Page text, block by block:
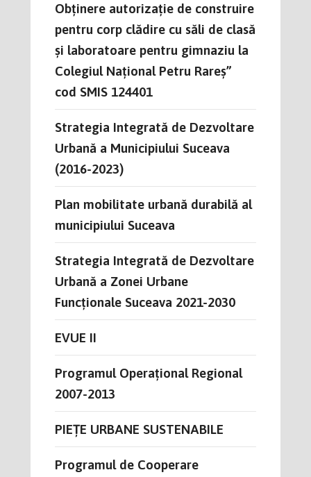
Obținere autorizație de construire
pentru corp clădire cu săli de clasă
și laboratoare pentru gimnaziu la
Colegiul Național Petru Rareș”
cod SMIS 124401
Strategia Integrată de Dezvoltare
Urbană a Municipiului Suceava
(2016-2023)
Plan mobilitate urbană durabilă al
municipiului Suceava
Strategia Integrată de Dezvoltare
Urbană a Zonei Urbane
Funcționale Suceava 2021-2030
EVUE II
Programul Operațional Regional
2007-2013
PIEȚE URBANE SUSTENABILE
Programul de Cooperare